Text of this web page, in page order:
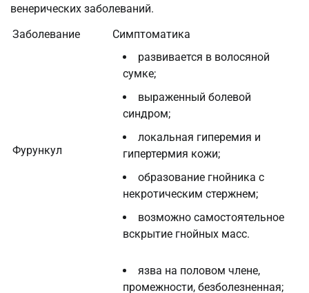
венерических заболеваний.
Заболевание
Симптоматика
Фурункул
развивается в волосяной
сумке;
выраженный болевой
синдром;
локальная гиперемия и
гипертермия кожи;
образование гнойника с
некротическим стержнем;
возможно самостоятельное
вскрытие гнойных масс.
язва на половом члене,
промежности, безболезненная;